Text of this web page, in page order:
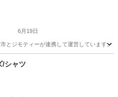
6月19日
市とジモティーが連携して運営していま
ユース
/シャツ